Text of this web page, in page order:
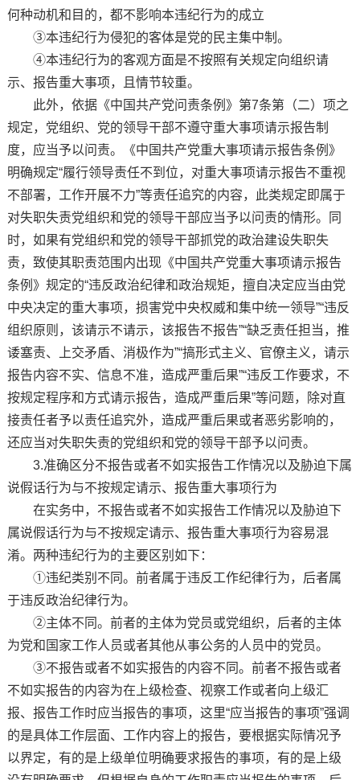
何种动机和目的，都不影响本违纪行为的成立
③本违纪行为侵犯的客体是党的民主集中制。
④本违纪行为的客观方面是不按照有关规定向组织请
示、报告重大事项，且情节较重。
此外，依据《中国共产党问责条例》第7条第（二）项之
规定，党组织、党的领导干部不遵守重大事项请示报告制
度，应当予以问责。《中国共产党重大事项请示报告条例》
明确规定“履行领导责任不到位，对重大事项请示报告不重视
不部署，工作开展不力”等责任追究的内容，此类规定即属于
对失职失责党组织和党的领导干部应当予以问责的情形。同
时，如果有党组织和党的领导干部抓党的政治建设失职失
责，致使其职责范围内出现《中国共产党重大事项请示报告
条例》规定的“违反政治纪律和政治规矩，擅自决定应当由党
中央决定的重大事项，损害党中央权威和集中统一领导”“违反
组织原则，该请示不请示，该报告不报告”“缺乏责任担当，推
诿塞责、上交矛盾、消极作为”“搞形式主义、官僚主义，请示
报告内容不实、信息不准，造成严重后果”“违反工作要求，不
按规定程序和方式请示报告，造成严重后果”等问题，除对直
接责任者予以责任追究外，造成严重后果或者恶劣影响的，
还应当对失职失责的党组织和党的领导干部予以问责。
3.准确区分不报告或者不如实报告工作情况以及胁迫下属
说假话行为与不按规定请示、报告重大事项行为
在实务中，不报告或者不如实报告工作情况以及胁迫下
属说假话行为与不按规定请示、报告重大事项行为容易混
淆。两种违纪行为的主要区别如下：
①违纪类别不同。前者属于违反工作纪律行为，后者属
于违反政治纪律行为。
②主体不同。前者的主体为党员或党组织，后者的主体
为党和国家工作人员或者其他从事公务的人员中的党员。
③不报告或者不如实报告的内容不同。前者不报告或者
不如实报告的内容为在上级检查、视察工作或者向上级汇
报、报告工作时应当报告的事项，这里“应当报告的事项”强调
的是具体工作层面、工作内容上的报告，要根据实际情况予
以界定，有的是上级单位明确要求报告的事项，有的是上级